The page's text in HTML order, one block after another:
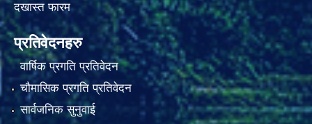
दखास्त फारम
प्रतिवेदनहरु
वार्षिक प्रगति प्रतिवेदन
चौमासिक प्रगति प्रतिवेदन
सार्वजनिक सुनुवाई